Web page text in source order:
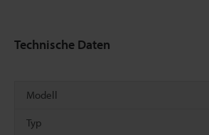
Technische Daten
Modell
Typ